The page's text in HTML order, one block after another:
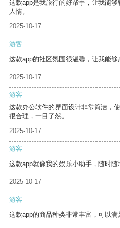
这款app是我旅行的好帮手，让我能
人情。
2025-10-17
游客
这款app的社区氛围很温馨，让我能够
2025-10-17
游客
这款办公软件的界面设计非常简洁，
很合理，一目了然。
2025-10-17
游客
这款app就像我的娱乐小助手，随时随
2025-10-17
游客
这款app的商品种类非常丰富，可以满